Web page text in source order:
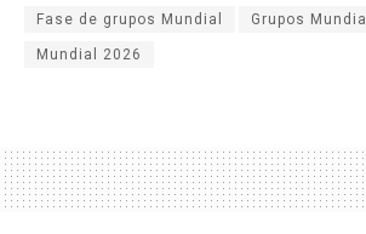
Fase de grupos Mundial Grupos Mundial
Mundial 2026